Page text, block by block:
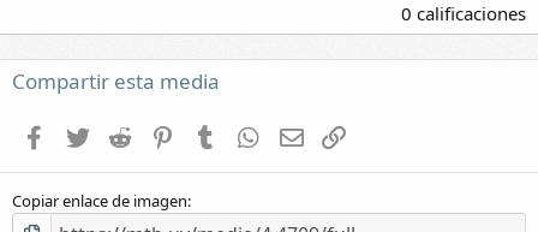
,
0
0
l
0 calificaciones
Compartir esta media
Facebook
Twitter Reddit PinterestTumblr WhatsApp
E-mail
Copiar enlace de imagen